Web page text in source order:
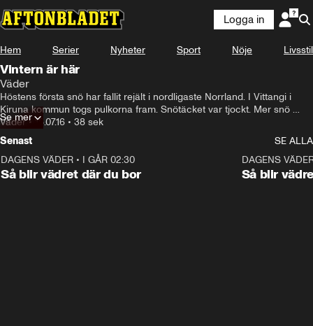
Logga in
Hem Serier Nyheter Sport Nöje Livsstil
Vintern är här
Väder
Höstens första snö har fallit rejält i nordligaste Norrland. I Vittangi i
Kiruna kommun togs pulkorna fram. Snötäcket var tjockt. Mer snö
väntas i natt.
Väder• 18.07.16 • 38 sek
Se mer
Senast
SE ALLA
DAGENS VÄDER • I GÅR 02:30
Så blir vädret där du bor
DAGENS
Så blir